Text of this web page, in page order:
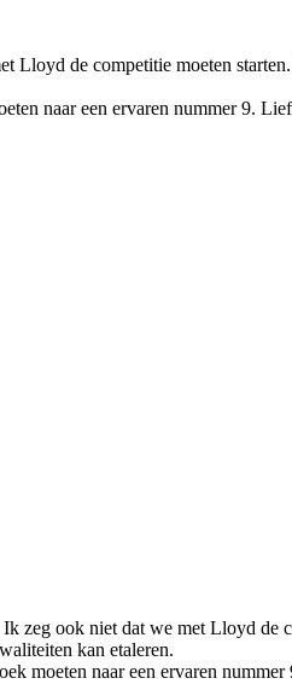
de competitie moeten
naar een ervaren nummer 9.
zeg ook niet dat we met Lloyd de
kan etaleren.
moeten naar een ervaren